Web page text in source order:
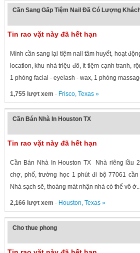
Cần Sang Gấp Tiệm Nail Đã Có Lượng
Tin rao vặt này đã hết hạn
Mình cần sang lại tiệm nail tâm huyết, hoạt
location, khu nhà triệu đô, ít tiệm cạnh tranh,
1 phòng facial - eyelash - wax, 1 phòng
1,755 lượt xem · Frisco, Texas»
Cần Bán Nhà In Houston TX
Tin rao vặt này đã hết hạn
Cần Bán Nhà In Houston TX Nhà riêng lầu
chợ, phố, trường học 1 phút đi bộ 77061
Nhà sạch sẽ, thoáng mát nhận nhà có thể vô
2,166 lượt xem · Houston, Texas»
Cho thue phong